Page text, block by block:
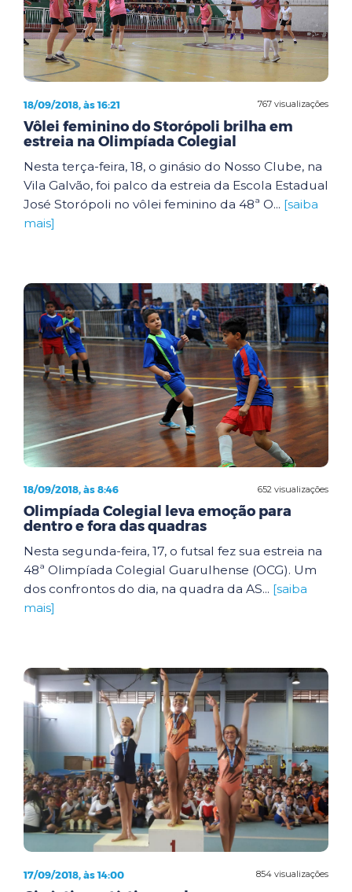
767 visualizações
18/09/2018, às 16:21
Vôlei feminino do Storópoli brilha em
estreia na Olimpíada Colegial
Nesta terça-feira, 18, o ginásio do Nosso Clube, na
Vila Galvão, foi palco da estreia da Escola Estadual
José Storópoli no vôlei feminino da 48ª O... [saiba
mais]
652 visualizações
18/09/2018, às 8:46
Olimpíada Colegial leva emoção para
dentro e fora das quadras
Nesta segunda-feira, 17, o futsal fez sua estreia na
48ª Olimpíada Colegial Guarulhense (OCG). Um
dos confrontos do dia, na quadra da AS... [saiba
mais]
854 visualizações
17/09/2018, às 14:00